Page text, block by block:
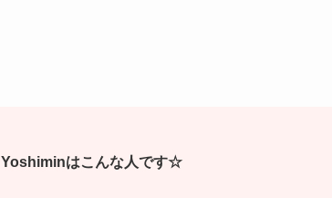
Yoshiminはこんな人です☆